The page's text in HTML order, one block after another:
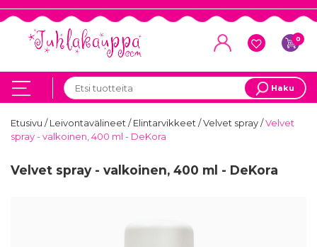
0
Haku
Etusivu /Leivontavälineet/Elintarvikkeet/Velvet spray/Velvet
spray - valkoinen, 400 ml - DeKora
Velvet spray - valkoinen, 400 ml - DeKora